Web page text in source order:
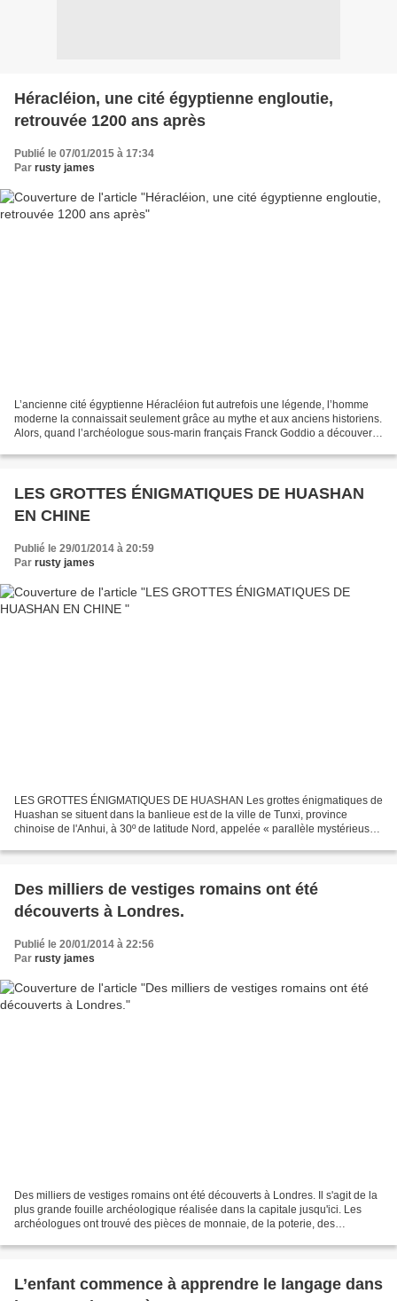
Héracléion, une cité égyptienne engloutie,
retrouvée 1200 ans après
Publié le 07/01/2015 à 17:34
Par rusty james
L’ancienne cité égyptienne Héracléion fut autrefois une légende, l’homme
moderne la connaissait seulement grâce au mythe et aux anciens historiens.
Alors, quand l’archéologue sous-marin français Franck Goddio a découvert
LES GROTTES ÉNIGMATIQUES DE HUASHAN
EN CHINE
Publié le 29/01/2014 à 20:59
Par rusty james
LES GROTTES ÉNIGMATIQUES DE HUASHAN Les grottes énigmatiques de
Huashan se situent dans la banlieue est de la ville de Tunxi, province
chinoise de l'Anhui, à 30º de latitude Nord, appelée « parallèle mystérieuse
Des milliers de vestiges romains ont été
découverts à Londres.
Publié le 20/01/2014 à 22:56
Par rusty james
Des milliers de vestiges romains ont été découverts à Londres. Il s'agit de la
plus grande fouille archéologique réalisée dans la capitale jusqu'ici. Les
archéologues ont trouvé des pièces de monnaie, de la poterie, des
L’enfant commence à apprendre le langage dans